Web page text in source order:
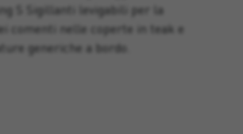
S Sigillanti levigabili per la
comenti nelle coperte in teak e
generiche a bordo.